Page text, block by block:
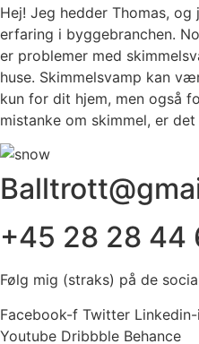
Hej! Jeg hedder Thomas,
erfaring i byggebranchen.
er problemer med
huse. Skimmelsvamp kan
kun for dit hjem, men også
mistanke om skimmel, er
+45 28 28 44
Følg mig (straks) på de
Facebook-f Twitter
Youtube Dribbble Behance